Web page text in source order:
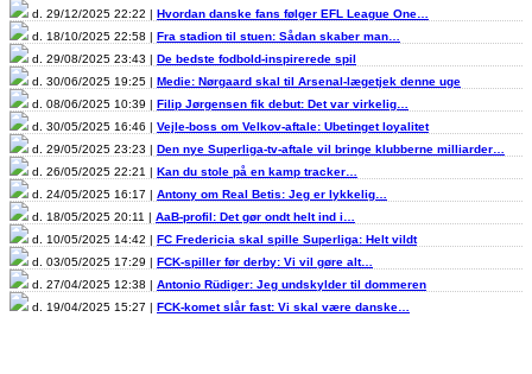
d. 29/12/2025 22:22 | Hvordan danske fans følger EFL League One…
d. 18/10/2025 22:58 | Fra stadion til stuen: Sådan skaber man…
d. 29/08/2025 23:43 | De bedste fodbold-inspirerede spil
d. 30/06/2025 19:25 | Medie: Nørgaard skal til Arsenal-lægetjek denne uge
d. 08/06/2025 10:39 | Filip Jørgensen fik debut: Det var virkelig…
d. 30/05/2025 16:46 | Vejle-boss om Velkov-aftale: Ubetinget loyalitet
d. 29/05/2025 23:23 | Den nye Superliga-tv-aftale vil bringe klubberne milliarder…
d. 26/05/2025 22:21 | Kan du stole på en kamp tracker…
d. 24/05/2025 16:17 | Antony om Real Betis: Jeg er lykkelig…
d. 18/05/2025 20:11 | AaB-profil: Det gør ondt helt ind i…
d. 10/05/2025 14:42 | FC Fredericia skal spille Superliga: Helt vildt
d. 03/05/2025 17:29 | FCK-spiller før derby: Vi vil gøre alt…
d. 27/04/2025 12:38 | Antonio Rüdiger: Jeg undskylder til dommeren
d. 19/04/2025 15:27 | FCK-komet slår fast: Vi skal være danske…